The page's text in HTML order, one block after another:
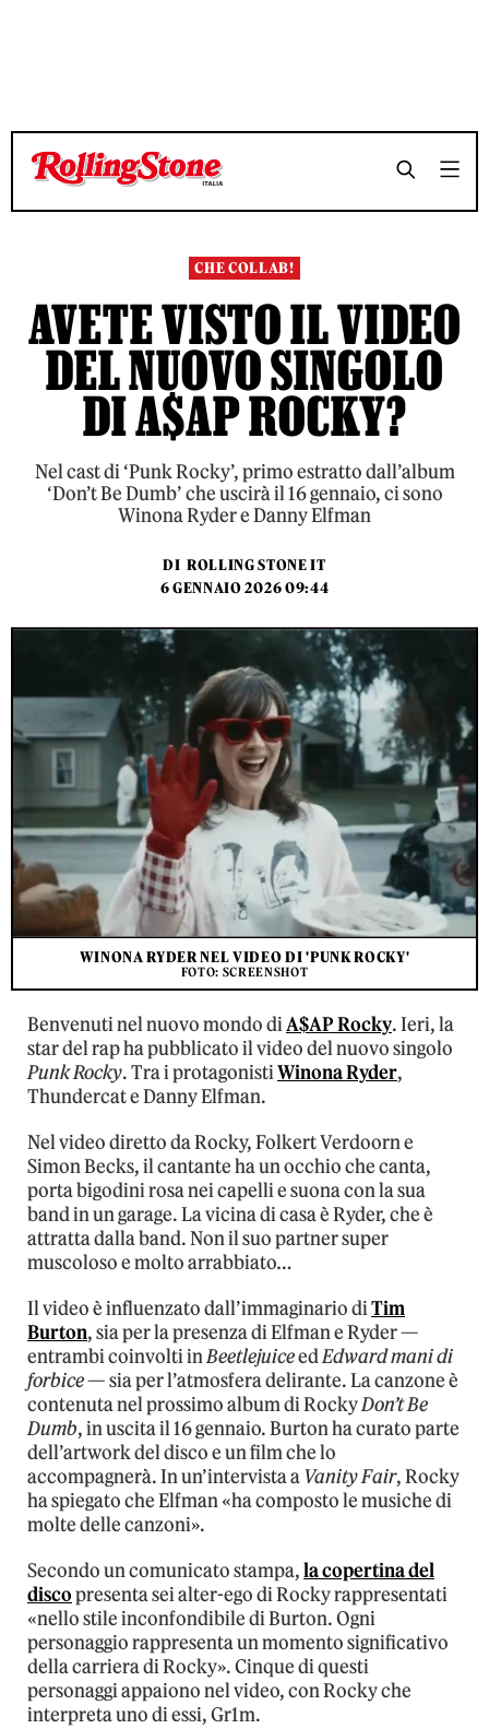
TEMPO DI LETTURA 3 MINUTI SHARE
TEMPO DI LETTURA 3 MINUTI SHARE
CHE COLLAB!
AVETE VISTO IL VIDEO
DEL NUOVO SINGOLO
DI A$AP ROCKY?
Nel cast di ‘Punk Rocky’, primo estratto dall’album
‘Don’t Be Dumb’ che uscirà il 16 gennaio, ci sono
Winona Ryder e Danny Elfman
DI ROLLING STONE IT
6 GENNAIO 2026 09:44
WINONA RYDER NEL VIDEO DI 'PUNK ROCKY'
FOTO: SCREENSHOT
Benvenuti nel nuovo mondo diA$AP Rocky. Ieri, la
star del rap ha pubblicato il video del nuovo singolo
Punk Rocky. Tra i protagonistiWinona Ryder,
Thundercat e Danny Elfman.
Nel video diretto da Rocky, Folkert Verdoorn e
Simon Becks, il cantante ha un occhio che canta,
porta bigodini rosa nei capelli e suona con la sua
band in un garage. La vicina di casa è Ryder, che è
attratta dalla band. Non il suo partner super
muscoloso e molto arrabbiato…
Il video è influenzato dall’immaginario diTim
Burton, sia per la presenza di Elfman e Ryder —
entrambi coinvolti inBeetlejuiceedEdward mani di
forbice— sia per l’atmosfera delirante. La canzone è
contenuta nel prossimo album di RockyDon’t Be
Dumb, in uscita il 16 gennaio. Burton ha curato parte
dell’artwork del disco e un film che lo
accompagnerà. In un’intervista a Vanity Fair, Rocky
ha spiegato che Elfman «ha composto le musiche di
molte delle canzoni».
Secondo un comunicato stampa,la copertina del
discopresenta sei alter-ego di Rocky rappresentati
«nello stile inconfondibile di Burton. Ogni
personaggio rappresenta un momento significativo
della carriera di Rocky». Cinque di questi
personaggi appaiono nel video, con Rocky che
interpreta uno di essi, Gr1m.